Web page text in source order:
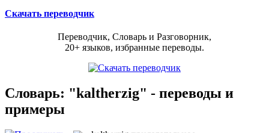
Скачать переводчик
Переводчик, Словарь и Разговорник,
20+ языков, избранные переводы.
Словарь: "kaltherzig" - переводы и
примеры